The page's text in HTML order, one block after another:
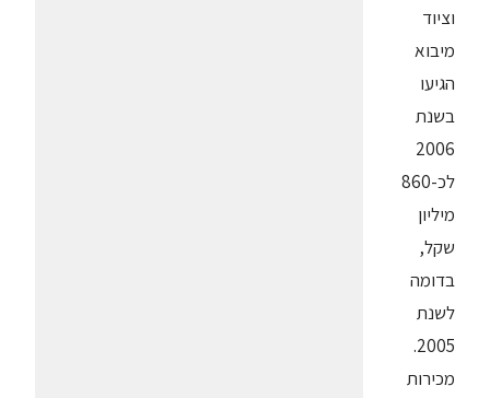
וציוד
מיבוא
הגיעו
בשנת
2006
לכ-860
מיליון
שקל,
בדומה
לשנת
2005.
מכירות